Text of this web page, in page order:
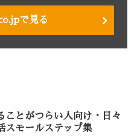
で見る
ことがつらい人向け・日々
スモールステップ集